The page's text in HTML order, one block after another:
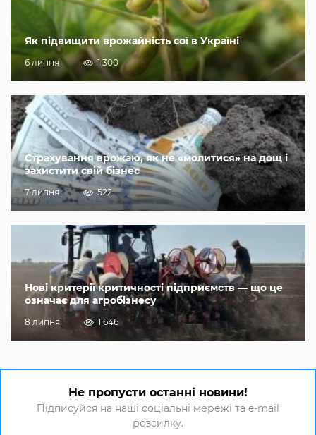
Як підвищити врожайність сої в Україні
6 липня 1 300
Страхування врожаю, як не «молитися» на дощ і
захистити свій бізнес
7 липня 522
Нові критерії критичності підприємств — що це
означає для агробізнесу
8 липня 1 646
Не пропусти останні новини!
Підписуйся на наші соціальні мережі та e-mail
розсилку.